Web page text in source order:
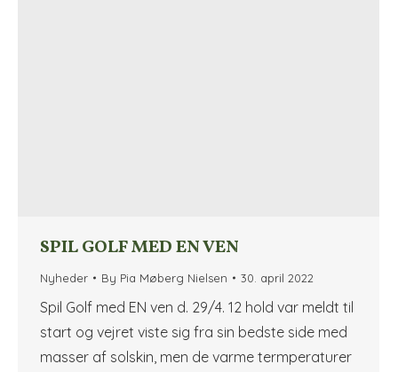
SPIL GOLF MED EN VEN
Nyheder By Pia Møberg Nielsen 30. april 2022
Spil Golf med EN ven d. 29/4. 12 hold var meldt til
start og vejret viste sig fra sin bedste side med
masser af solskin, men de varme termperaturer